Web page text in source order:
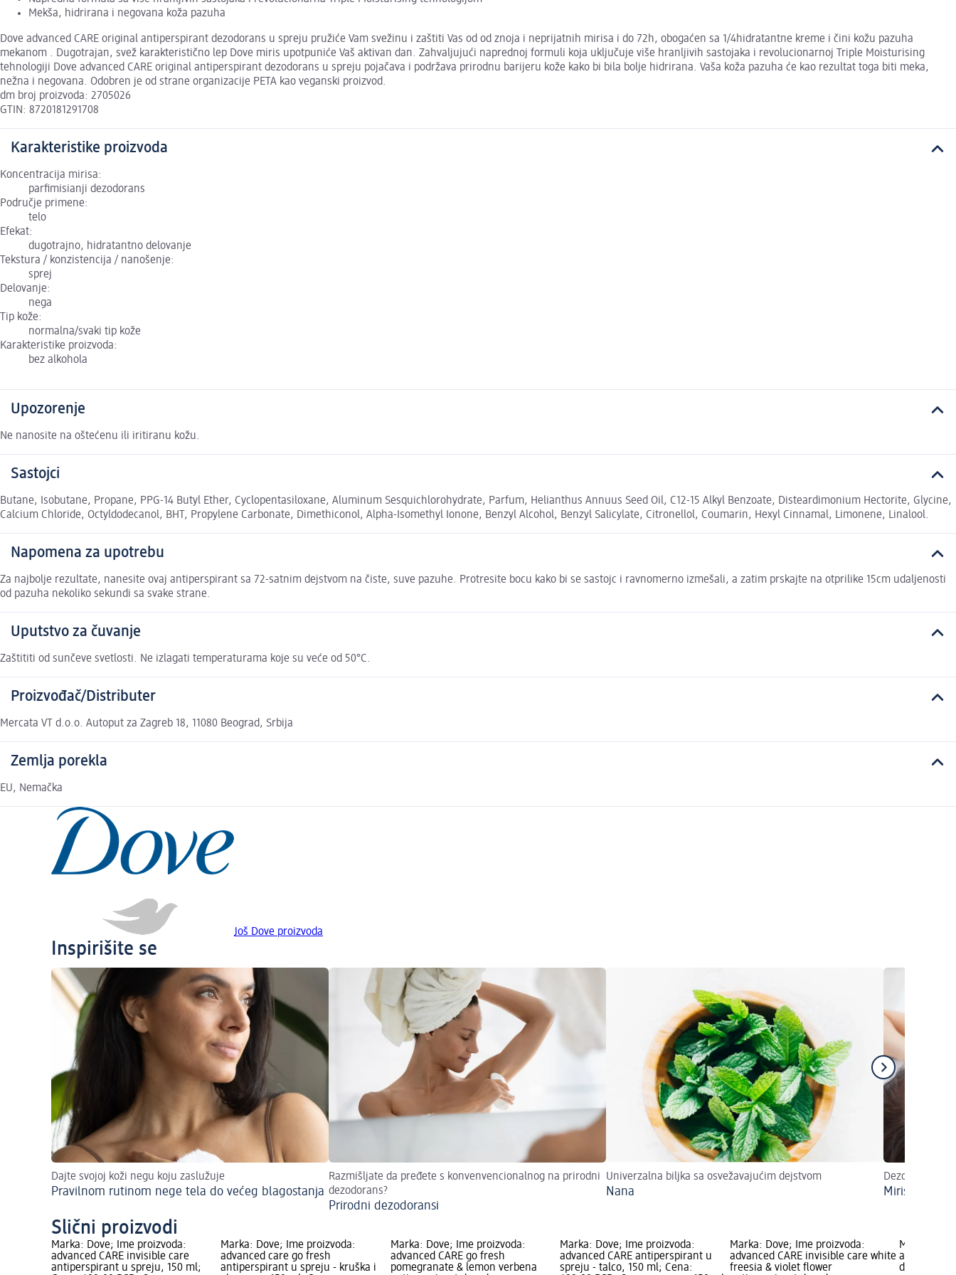
Mekša, hidrirana i negovana koža pazuha
Dove advanced CARE original antiperspirant dezodorans u spreju pružiće Vam svežinu i zaštiti Vas od od znoja i neprijatnih mirisa i do 72h, obogaćen sa 1/4hidratantne kreme i čini kožu pazuha
mekanom . Dugotrajan, svež karakteristično lep Dove miris upotpuniće Vaš aktivan dan. Zahvaljujući naprednoj formuli koja uključuje više hranljivih sastojaka i revolucionarnoj Triple Moisturising
tehnologiji Dove advanced CARE original antiperspirant dezodorans u spreju pojačava i podržava prirodnu barijeru kože kako bi bila bolje hidrirana. Vaša koža pazuha će kao rezultat toga biti meka,
nežna i negovana. Odobren je od strane organizacije PETA kao veganski proizvod.
dm broj proizvoda: 2705026
GTIN: 8720181291708
Karakteristike proizvoda
Koncentracija mirisa:
parfimisianji dezodorans
Područje primene:
telo
Efekat:
dugotrajno, hidratantno delovanje
Tekstura / konzistencija / nanošenje:
sprej
Delovanje:
nega
Tip kože:
normalna/svaki tip kože
Karakteristike proizvoda:
bez alkohola
Upozorenje
Ne nanosite na oštećenu ili iritiranu kožu.
Sastojci
Butane, Isobutane, Propane, PPG-14 Butyl Ether, Cyclopentasiloxane, Aluminum Sesquichlorohydrate, Parfum, Helianthus Annuus Seed Oil, C12-15 Alkyl Benzoate, Disteardimonium Hectorite, Glycine,
Calcium Chloride, Octyldodecanol, BHT, Propylene Carbonate, Dimethiconol, Alpha-Isomethyl Ionone, Benzyl Alcohol, Benzyl Salicylate, Citronellol, Coumarin, Hexyl Cinnamal, Limonene, Linalool.
Napomena za upotrebu
Za najbolje rezultate, nanesite ovaj antiperspirant sa 72-satnim dejstvom na čiste, suve pazuhe. Protresite bocu kako bi se sastojc i ravnomerno izmešali, a zatim prskajte na otprilike 15cm udaljenosti
od pazuha nekoliko sekundi sa svake strane.
Uputstvo za čuvanje
Zaštititi od sunčeve svetlosti. Ne izlagati temperaturama koje su veće od 50°C.
Proizvođač/Distributer
Mercata VT d.o.o. Autoput za Zagreb 18, 11080 Beograd, Srbija
Zemlja porekla
EU, Nemačka
Još Dove proizvoda
Inspirišite se
Dajte svojoj koži negu koju zaslužuje
Pravilnom rutinom nege tela do većeg blagostanja
Razmišljate da pređete s konvenvencionalnog na prirodni
dezodorans?
Prirodni dezodoransi
Univerzalna biljka sa osvežavajućim dejstvom
Nana
Dezodoransi
Miris znoja
Slični proizvodi
Marka: Dove; Ime proizvoda:
advanced CARE invisible care
antiperspirant u spreju, 150 ml;
Marka: Dove; Ime proizvoda:
advanced care go fresh
antiperspirant u spreju - kruška i
Marka: Dove; Ime proizvoda:
advanced CARE go fresh
pomegranate & lemon verbena
Marka: Dove; Ime proizvoda:
advanced CARE antiperspirant u
spreju - talco, 150 ml; Cena:
Marka: Dove; Ime proizvoda:
advanced CARE invisible care white
freesia & violet flower
Marka:
advanced